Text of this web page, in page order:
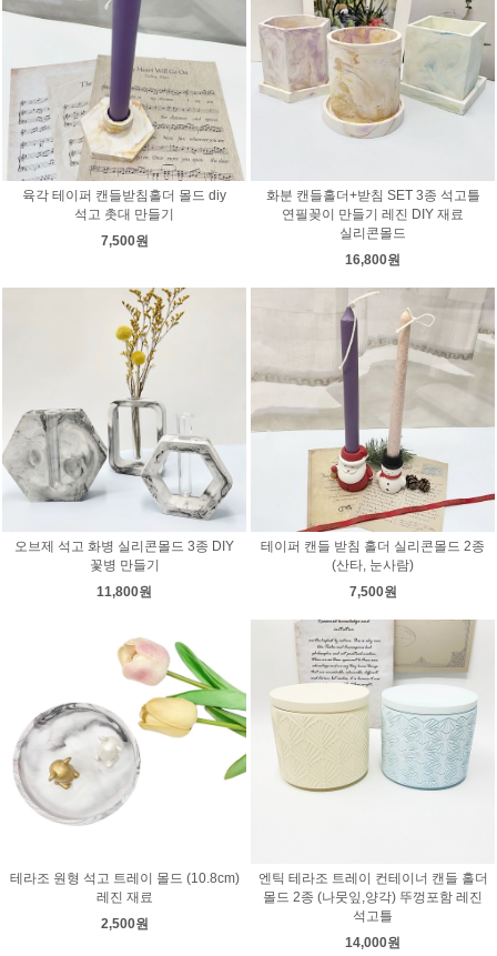
육각 테이퍼 캔들받침홀더 몰드 diy
석고 촛대 만들기
7,500원
화분 캔들홀더+받침 SET 3종 석고틀
연필꽂이 만들기 레진 DIY 재료
실리콘몰드
16,800원
오브제 석고 화병 실리콘몰드 3종 DIY
꽃병 만들기
11,800원
테이퍼 캔들 받침 홀더 실리콘몰드 2종
(산타, 눈사람)
7,500원
테라조 원형 석고 트레이 몰드 (10.8cm)
레진 재료
2,500원
엔틱 테라조 트레이 컨테이너 캔들 홀더
몰드 2종 (나뭇잎,양각) 뚜껑포함 레진
석고틀
14,000원